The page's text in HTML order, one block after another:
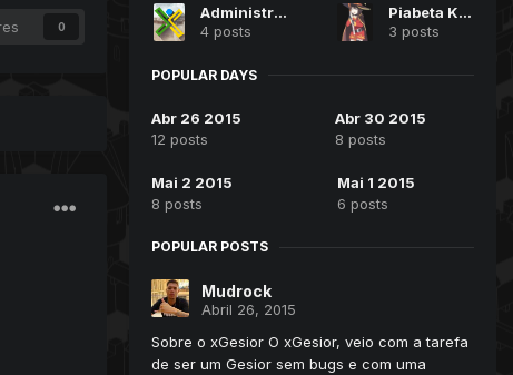
0
Administrador
4 posts
Piabeta Kun
3 posts
POPULAR DAYS
Abr 26 2015
12 posts
Abr 30 2015
8 posts
Mai 2 2015
8 posts
Mai 1 2015
6 posts
POPULAR POSTS
Mudrock
Abril 26, 2015
Sobre o xGesior O xGesior, veio com a tarefa
de ser um Gesior sem bugs e com uma